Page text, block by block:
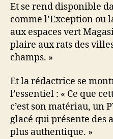
Et se rend disponible
comme l’Exception ou
aux espaces vert
plaire aux rats des
champs. »
Et la rédactrice se
l’essentiel : « Ce que
c’est son matériau, un
glacé qui présente des
plus authentique. »